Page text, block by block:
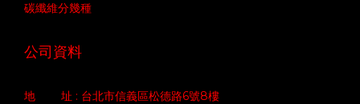
碳纖維分幾種
公司資料
地 址 : 台北市信義區松德路6號8樓